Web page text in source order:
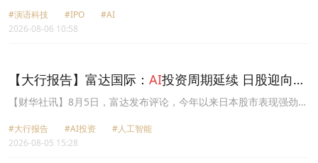
就潜在股票发售进行初步磋商。
#演语科技 #IPO
#AI
2026-08-06 10:58
【大行报告】富达国际： AI投资周期延续 日股迎向盈
利驱动新阶段
【财华社讯】8月5日，富达发布评论，今年以来日本股市表现强劲，
入第三季，市场开始消化第二季由少数
势，半导体及AI
#大行报告 #AI投资
#人工智能
2026-08-05 15:28